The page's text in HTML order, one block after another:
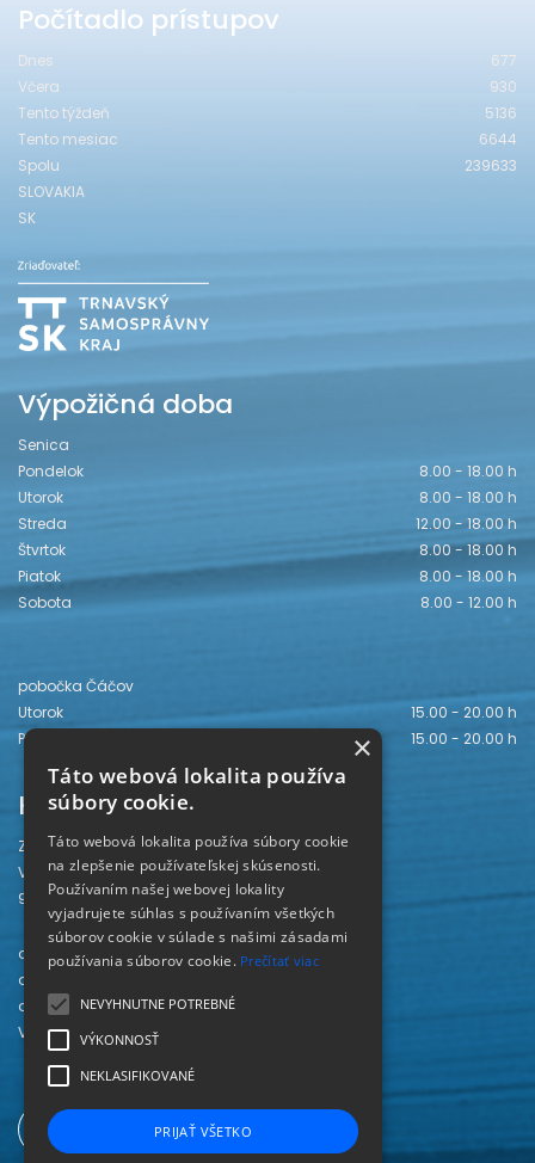
Počítadlo prístupov
Dnes
677
Včera
930
Tento týždeň
5136
Tento mesiac
6644
Spolu
239633
SLOVAKIA
SK
Výpožičná doba
Senica
Pondelok
8.00 - 18.00 h
Utorok
8.00 - 18.00 h
Streda
12.00 - 18.00 h
Štvrtok
8.00 - 18.00 h
Piatok
8.00 - 18.00 h
Sobota
8.00 - 12.00 h
pobočka Čáčov
Utorok
15.00 - 20.00 h
Piatok
15.00 - 20.00 h
Kontakt
Záhorská knižnica
Vajanského 28
905 01 Senica
odd. beletrie 034/654 3780
odd. odbornej literatúry 034/651 2710
odd. pre deti a mládež 034/654 6519
Viac kontaktov nájdete
×
Táto webová lokalita používa
súbory cookie.
Táto webová lokalita používa súbory cookie
na zlepšenie používateľskej skúsenosti.
Používaním našej webovej lokality
vyjadrujete súhlas s používaním všetkých
súborov cookie v súlade s našimi zásadami
používania súborov cookie. Prečítať viac
NEVYHNUTNE POTREBNÉ
VÝKONNOSŤ
NEKLASIFIKOVANÉ
PRIJAŤ VŠETKO